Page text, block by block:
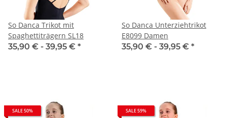
So Danca Trikot mit
Spaghettiträgern SL18
35,90 € - 39,95 € *
So Danca Unterziehtrikot
E8099 Damen
35,90 € - 39,95 € *
SALE 50% SALE 59%